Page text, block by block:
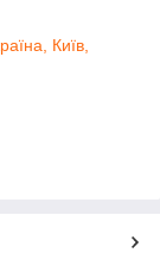
Київ,